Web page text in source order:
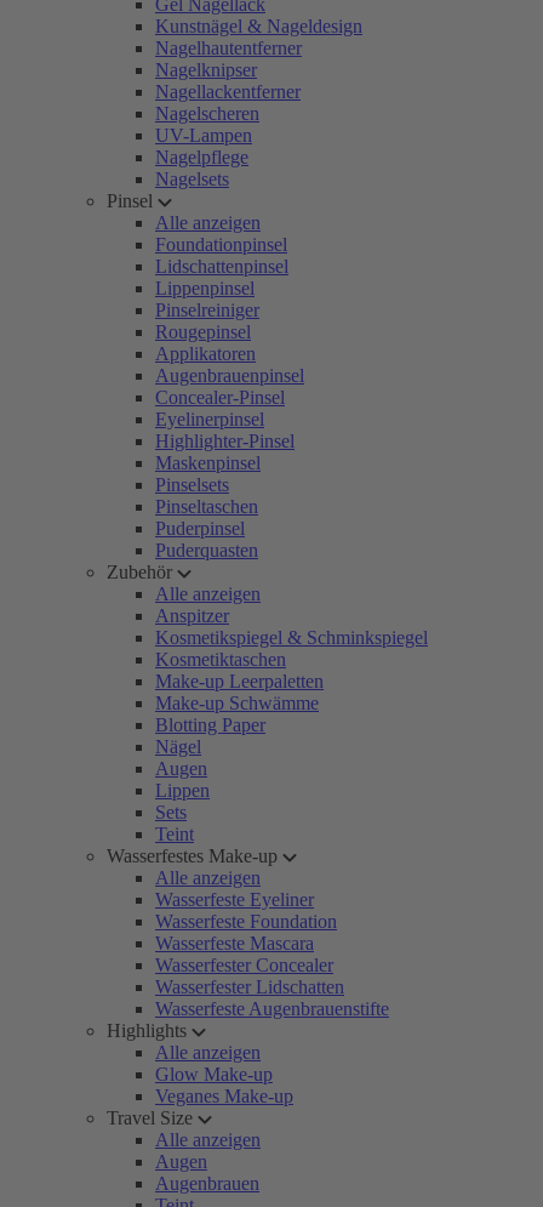
Gel Nagellack
Kunstnägel & Nageldesign
Nagelhautentferner
Nagelknipser
Nagellackentferner
Nagelscheren
UV-Lampen
Nagelpflege
Nagelsets
Pinsel
Alle anzeigen
Foundationpinsel
Lidschattenpinsel
Lippenpinsel
Pinselreiniger
Rougepinsel
Applikatoren
Augenbrauenpinsel
Concealer-Pinsel
Eyelinerpinsel
Highlighter-Pinsel
Maskenpinsel
Pinselsets
Pinseltaschen
Puderpinsel
Puderquasten
Zubehör
Alle anzeigen
Anspitzer
Kosmetikspiegel & Schminkspiegel
Kosmetiktaschen
Make-up Leerpaletten
Make-up Schwämme
Blotting Paper
Nägel
Augen
Lippen
Sets
Teint
Wasserfestes Make-up
Alle anzeigen
Wasserfeste Eyeliner
Wasserfeste Foundation
Wasserfeste Mascara
Wasserfester Concealer
Wasserfester Lidschatten
Wasserfeste Augenbrauenstifte
Highlights
Alle anzeigen
Glow Make-up
Veganes Make-up
Travel Size
Alle anzeigen
Augen
Augenbrauen